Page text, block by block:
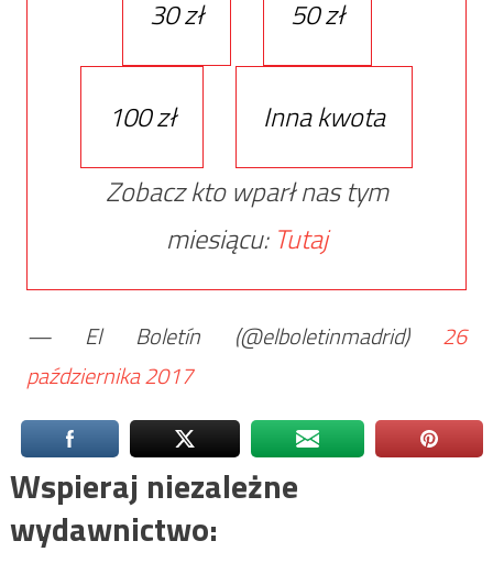
30 zł 50 zł
100 zł
Inna kwota
Zobacz kto wparł nas tym
miesiącu: Tutaj
— El Boletín (@elboletinmadrid) 26
października 2017
Wspieraj niezależne
wydawnictwo: